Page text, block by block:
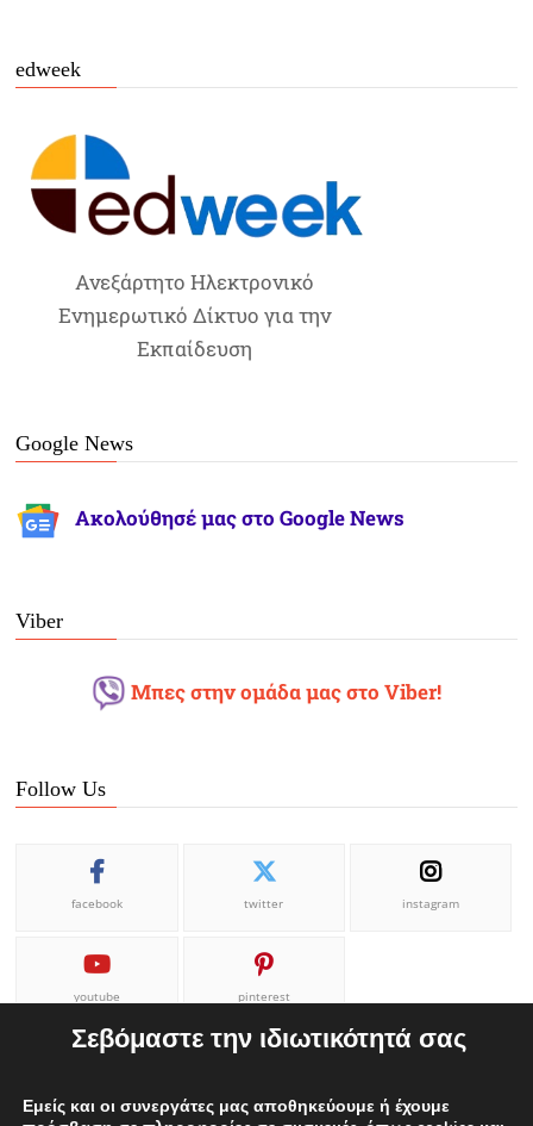
edweek
Ανεξάρτητο Ηλεκτρονικό
Ενημερωτικό Δίκτυο για την
Εκπαίδευση
Google News
Ακολούθησέ μας στο Google News
Viber
Μπες στην ομάδα μας στο Viber!
Follow Us
facebook twitter instagram
youtube pinterest
Σεβόμαστε την ιδιωτικότητά σας
Εμείς και οι συνεργάτες μας αποθηκεύουμε ή έχουμε